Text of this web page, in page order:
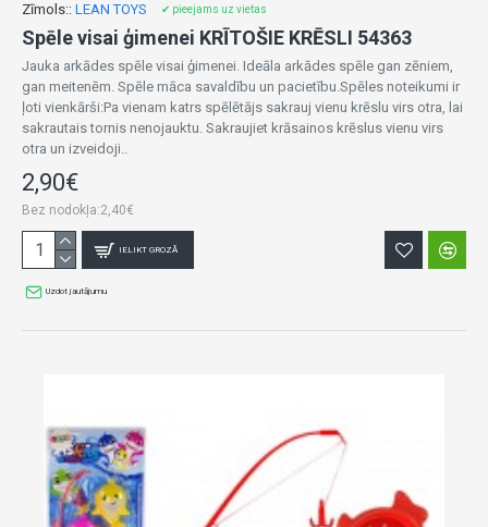
Zīmols:: LEAN TOYS ✔ pieejams uz vietas
Spēle visai ģimenei KRĪTOŠIE KRĒSLI 54363
Jauka arkādes spēle visai ģimenei. Ideāla arkādes spēle gan zēniem,
gan meitenēm. Spēle māca savaldību un pacietību.Spēles noteikumi ir
ļoti vienkārši:Pa vienam katrs spēlētājs sakrauj vienu krēslu virs otra, lai
sakrautais tornis nenojauktu. Sakraujiet krāsainos krēslus vienu virs
otra un izveidoji..
2,90€
Bez nodokļa:2,40€
IELIKT GROZĀ
Uzdot jautājumu